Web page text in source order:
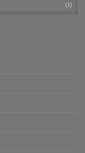
(1)